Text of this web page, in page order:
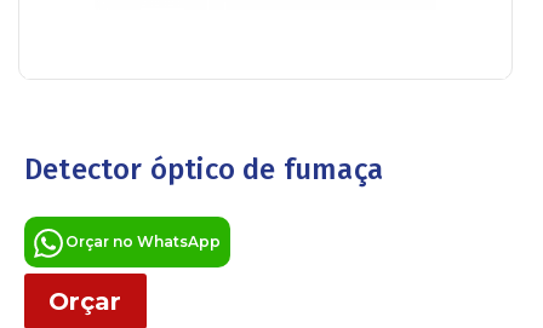
Detector óptico de fumaça
Orçar no WhatsApp
Orçar